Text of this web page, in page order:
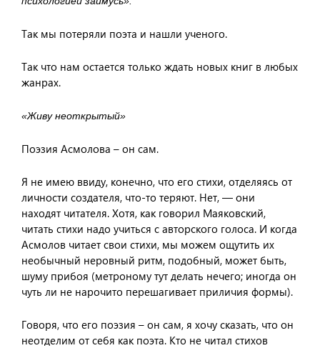
Так мы потеряли поэта и нашли ученого.
Так что нам остается только ждать новых книг в любых
жанрах.
«Живу неоткрытый»
Поэзия Асмолова – он сам.
Я не имею ввиду, конечно, что его стихи, отделяясь от
личности создателя, что-то теряют. Нет, — они
находят читателя. Хотя, как говорил Маяковский,
читать стихи надо учиться с авторского голоса. И когда
Асмолов читает свои стихи, мы можем ощутить их
необычный неровный ритм, подобный, может быть,
шуму прибоя (метроному тут делать нечего; иногда он
чуть ли не нарочито перешагивает приличия формы).
Говоря, что его поэзия – он сам, я хочу сказать, что он
неотделим от себя как поэта. Кто не читал стихов